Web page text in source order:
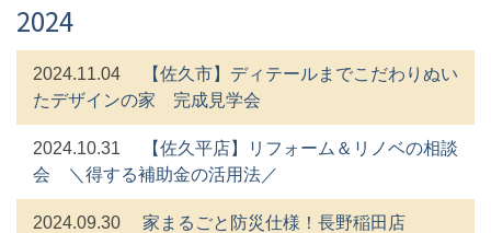
2024
2024.11.04
【佐久市】ディテールまでこだわりぬい
たデザインの家 完成見学会
2024.10.31
【佐久平店】リフォーム＆リノベの相談
会 ＼得する補助金の活用法／
2024.09.30 家まるごと防災仕様！長野稲田店